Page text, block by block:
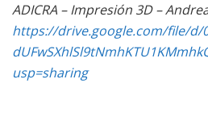
ADICRA – Impresión 3D –
https://drive.google.com/file/d/
usp=sharing